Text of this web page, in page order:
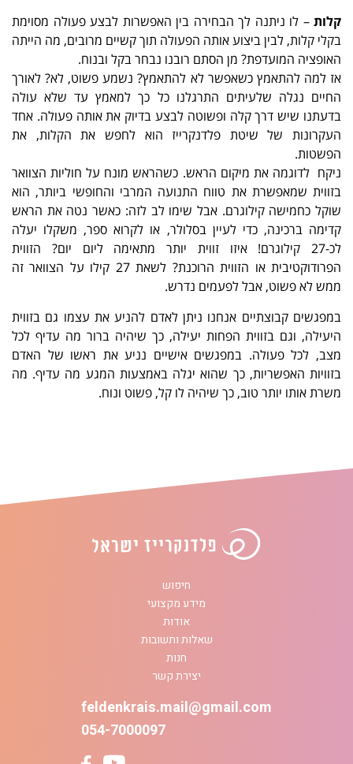
קלות– לו ניתנה לך הבחירה בין האפשרות לבצע פעולה מסוימת
בקלי קלות, לבין ביצוע אותה הפעולה תוך קשיים מרובים, מה הייתה
האופציה המועדפת? מן הסתם רובנו נבחר בקל ובנוח.
אז למה להתאמץ כשאפשר לא להתאמץ? נשמע פשוט, לא? לאורך
החיים נגלה שלעיתים התרגלנו כל כך למאמץ עד שלא עולה
בדעתנו שיש דרך קלה ופשוטה לבצע בדיוק את אותה פעולה. אחד
העקרונות של שיטת פלדנקרייז הוא לחפש את הקלות, את
הפשטות.
ניקח לדוגמה את מיקום הראש. כשהראש מונח על חוליות הצוואר
בזווית שמאפשרת את טווח התנועה המרבי והחופשי ביותר, הוא
שוקל כחמישה קילוגרם. אבל שימו לב לזה: כאשר נטה את הראש
קדימה ברכינה, כדי לעיין בסלולר, או לקרוא ספר, משקלו יעלה
לכ-27 קילוגרם! איזו זווית יותר מתאימה ליום יום? הזווית
הפרודוקטיבית או הזווית הרוכנת? לשאת 27 קילו על הצוואר זה
ממש לא פשוט, אבל לפעמים נדרש.
במפגשים קבוצתיים אנחנו ניתן לאדם להניע את עצמו גם בזווית
היעילה, וגם בזווית הפחות יעילה, כך שיהיה ברור מה עדיף לכל
מצב, לכל פעולה. במפגשים אישיים נניע את ראשו של האדם
בזוויות האפשריות, כך שהוא יגלה באמצעות המגע מה עדיף. מה
משרת אותו יותר טוב, כך שיהיה לו קל, פשוט ונוח.
חיפוש
מידע מקצועי
אודות
שאלות ותשובות
חנות
יצירת קשר
feldenkrais.mail@gmail.com
054-7000097